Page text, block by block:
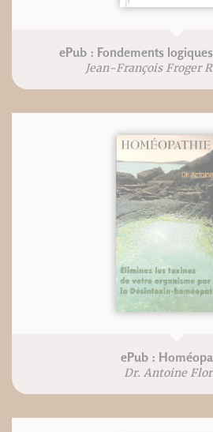
ePub : Fondements
Jean-François Froger
ePub :
Dr. Antoine